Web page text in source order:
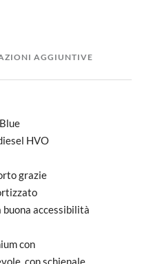
AGGIUNTIVE
HVO
grazie
accessibilità
con
con schienale